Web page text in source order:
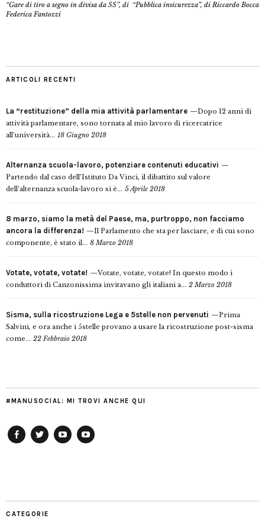
“Gare di tiro a segno in divisa da SS”, di
Federica Fantozzi
“Pubblica insicurezza”, di Riccardo Bocca
ARTICOLI RECENTI
La “restituzione” della mia attività parlamentare
Dopo 12 anni di
attività parlamentare, sono tornata al mio lavoro di ricercatrice
all’università... 18 Giugno 2018
Alternanza scuola-lavoro, potenziare contenuti educativi
Partendo dal caso dell’Istituto Da Vinci, il dibattito sul valore
dell’alternanza scuola-lavoro si è... 5 Aprile 2018
8 marzo, siamo la metà del Paese, ma, purtroppo, non facciamo
ancora la differenza!
Il Parlamento che sta per lasciare, e di cui sono
componente, è stato il... 8 Marzo 2018
Votate, votate, votate!
Votate, votate, votate! In questo modo i
conduttori di Canzonissima invitavano gli italiani a... 2 Marzo 2018
Sisma, sulla ricostruzione Lega e 5stelle non pervenuti
Prima
Salvini, e ora anche i 5stelle provano a usare la ricostruzione post-sisma
come... 22 Febbraio 2018
#MANUSOCIAL: MI TROVI ANCHE QUI
CATEGORIE